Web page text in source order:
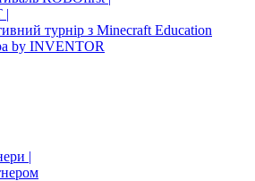
|
турнір з Minecraft Education
by INVENTOR
|